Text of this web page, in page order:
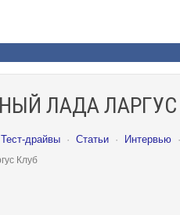
ЛАДА ЛАРГУС
Тест-драйвы · Статьи · Интервью ·
Клуб